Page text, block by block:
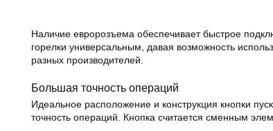
Наличие евророзъема обеспечивает быстрое
горелки универсальным, давая возможность
разных производителей.
Большая точность операций
Идеальное расположение и конструкция кнопки
точность операций. Кнопка считается сменным